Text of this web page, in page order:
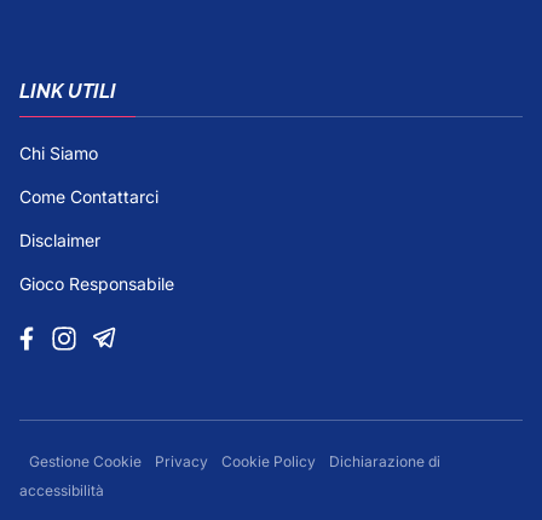
LINK UTILI
Chi Siamo
Come Contattarci
Disclaimer
Gioco Responsabile
Gestione Cookie Privacy Cookie Policy
Dichiarazione di
accessibilità